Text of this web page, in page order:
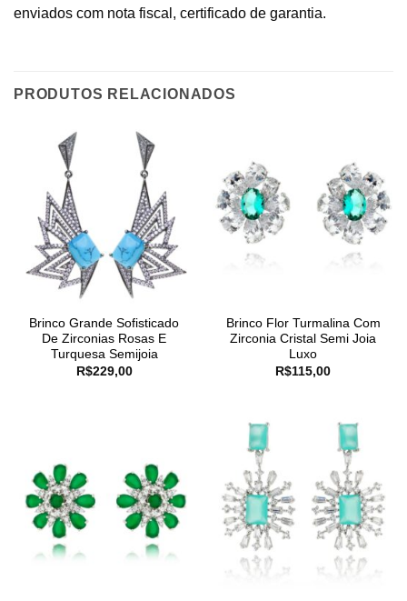
enviados com nota fiscal, certificado de garantia.
PRODUTOS RELACIONADOS
Brinco Grande Sofisticado
De Zirconias Rosas E
Turquesa Semijoia
R$229,00
Brinco Flor Turmalina Com
Zirconia Cristal Semi Joia
Luxo
R$115,00